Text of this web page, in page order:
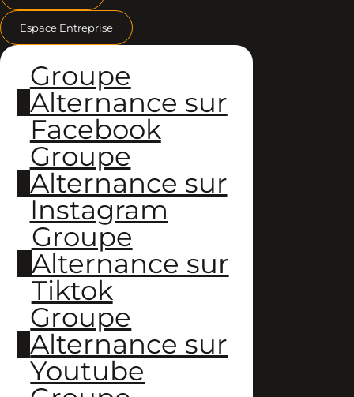
Espace Entreprise
Groupe
Alternance sur
Facebook
Groupe
Alternance sur
Instagram
Groupe
Alternance sur
Tiktok
Groupe
Alternance sur
Youtube